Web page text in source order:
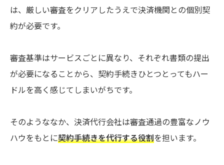
は、厳しい審査をクリアしたうえで決済機関との個別契
約が必要です。
審査基準はサービスごとに異なり、それぞれ書類の提出
が必要になることから、契約手続きひとつとってもハー
ドルを高く感じてしまいがちです。
そのようななか、決済代行会社は審査通過の豊富なノウ
ハウをもとに契約手続きを代行する役割を担います。